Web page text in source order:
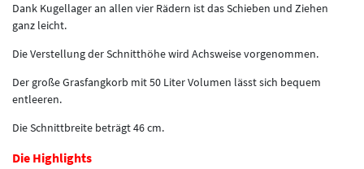
Dank Kugellager an allen vier Rädern ist das Schieben und Ziehen
ganz leicht.
Die Verstellung der Schnitthöhe wird Achsweise vorgenommen.
Der große Grasfangkorb mit 50 Liter Volumen lässt sich bequem
entleeren.
Die Schnittbreite beträgt 46 cm.
Die Highlights